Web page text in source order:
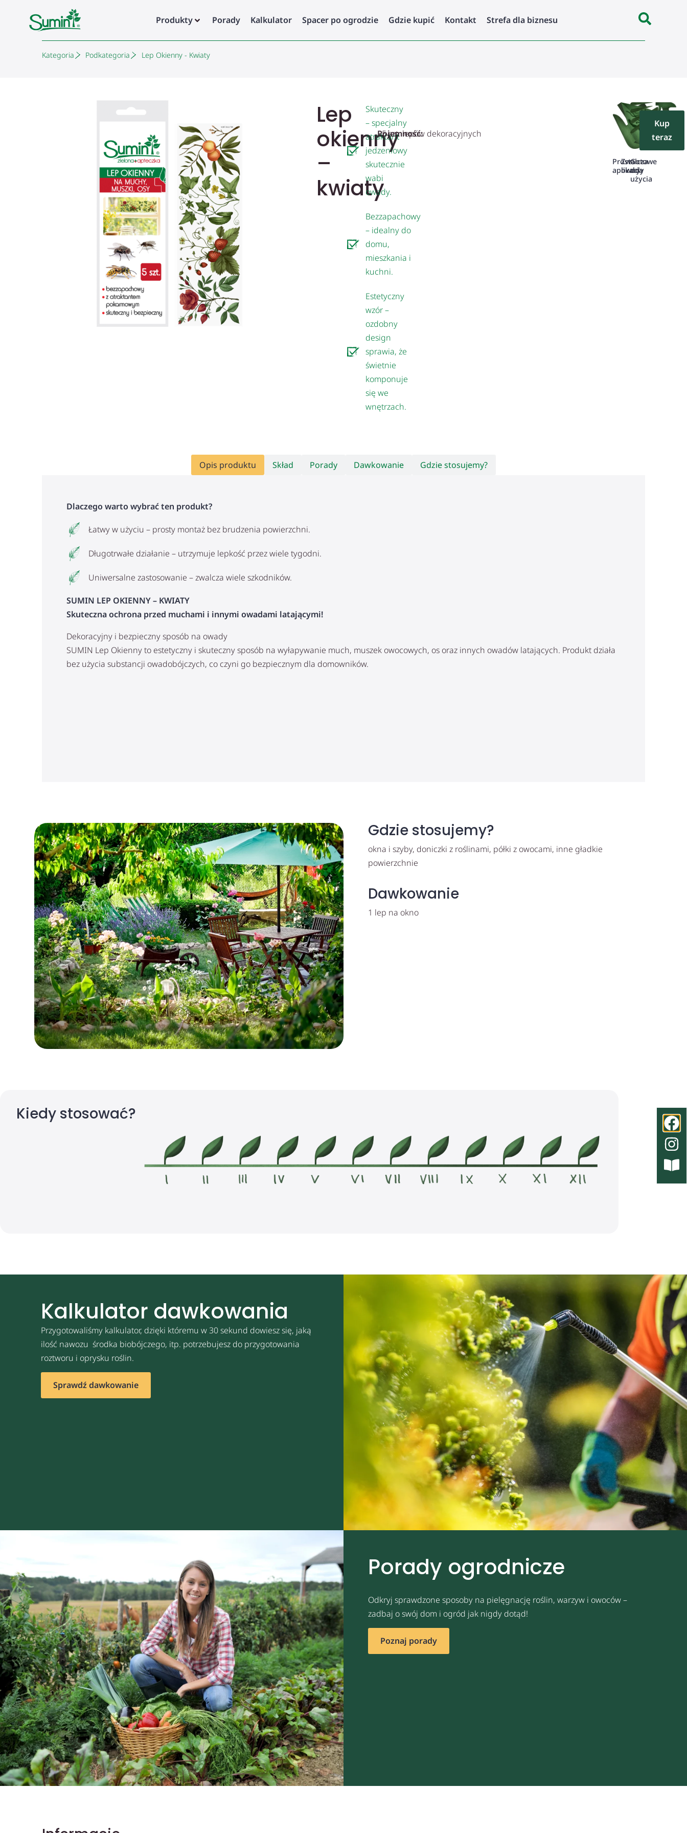
Produkty Porady Kalkulator Spacer po ogrodzie Gdzie kupić Kontakt Strefa dla biznesu
Kategoria Podkategoria Lep Okienny - Kwiaty
Lep
okienny
–
kwiaty
Skuteczny
– specjalny
atraktant
jedzeniowy
skutecznie
wabi
owady.
Bezzapachowy
– idealny do
domu,
mieszkania i
kuchni.
Estetyczny
wzór –
ozdobny
design
sprawia, że
świetnie
komponuje
się we
wnętrzach.
Pojemność:
5 szt. lepów dekoracyjnych
Prosta
aplikacja
Zwalcza
owady
Gotowe
do
użycia
Kup
teraz
Opis produktu Skład Porady Dawkowanie Gdzie stosujemy?
Dlaczego warto wybrać ten produkt?
Łatwy w użyciu – prosty montaż bez brudzenia powierzchni.
Długotrwałe działanie – utrzymuje lepkość przez wiele tygodni.
Uniwersalne zastosowanie – zwalcza wiele szkodników.
SUMIN LEP OKIENNY – KWIATY
Skuteczna ochrona przed muchami i innymi owadami latającymi!
Dekoracyjny i bezpieczny sposób na owady
SUMIN Lep Okienny to estetyczny i skuteczny sposób na wyłapywanie much, muszek owocowych, os oraz innych owadów latających. Produkt działa
bez użycia substancji owadobójczych, co czyni go bezpiecznym dla domowników.
Gdzie stosujemy?
okna i szyby, doniczki z roślinami, półki z owocami, inne gładkie
powierzchnie
Dawkowanie
1 lep na okno
Kiedy stosować?
Kalkulator dawkowania
Przygotowaliśmy kalkulator, dzięki któremu w 30 sekund dowiesz się, jaką
ilość nawozu środka biobójczego, itp. potrzebujesz do przygotowania
roztworu i oprysku roślin.
Sprawdź dawkowanie
Porady ogrodnicze
Odkryj sprawdzone sposoby na pielęgnację roślin, warzyw i owoców –
zadbaj o swój dom i ogród jak nigdy dotąd!
Poznaj porady